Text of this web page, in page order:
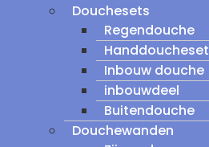
Douchesets
Regendouche
Handdoucheset
Inbouw douche
inbouwdeel
Buitendouche
Douchewanden